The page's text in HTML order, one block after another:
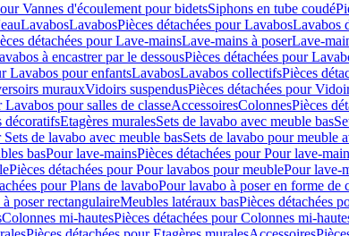
Vannes d'écoulement pour bidetsSiphons en tube coudé
LavabosLavabosPièces détachées pour LavabosLavabos
détachées pour Lave-mainsLave-mains à poserLave-
à encastrer par le dessousPièces détachées pour
Lavabos pour enfantsLavabosLavabos collectifsPièces
murauxVidoirs suspendusPièces détachées pour
Lavabos pour salles de classeAccessoiresColonnesPièces
décoratifsEtagères muralesSets de lavabo avec meuble bas
Sets de lavabo avec meuble basSets de lavabo pour meuble
basPour lave-mainsPièces détachées pour Pour lave-
Pièces détachées pour Pour lavabos pour meublePour lave-
pour Plans de lavaboPour lavabo à poser en forme de
poser rectangulaireMeubles latéraux basPièces détachées
Colonnes mi-hautesPièces détachées pour Colonnes mi-